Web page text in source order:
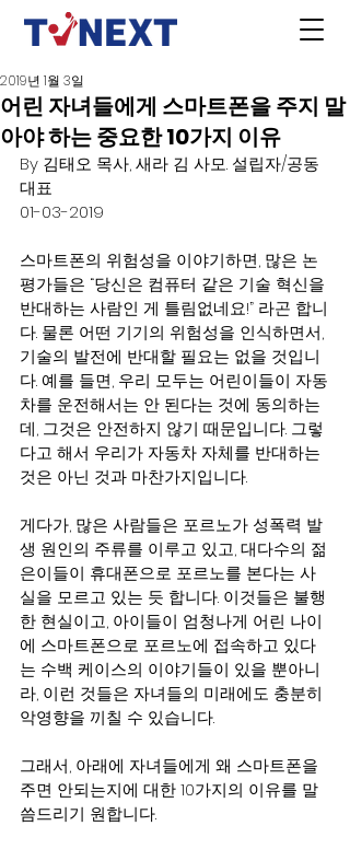
어린 자녀들에게 스마트폰을 주지 말
아야 하는 중요한 10가지 이유
2019년 1월 3일
By 김태오 목사, 새라 김 사모. 설립자/공동
대표
01-03-2019
스마트폰의 위험성을 이야기하면, 많은 논
평가들은 “당신은 컴퓨터 같은 기술 혁신을
반대하는 사람인 게 틀림없네요!” 라곤 합니
다. 물론 어떤 기기의 위험성을 인식하면서,
기술의 발전에 반대할 필요는 없을 것입니
다. 예를 들면, 우리 모두는 어린이들이 자동
차를 운전해서는 안 된다는 것에 동의하는
데, 그것은 안전하지 않기 때문입니다. 그렇
다고 해서 우리가 자동차 자체를 반대하는
것은 아닌 것과 마찬가지입니다.
게다가, 많은 사람들은 포르노가 성폭력 발
생 원인의 주류를 이루고 있고, 대다수의 젊
은이들이 휴대폰으로 포르노를 본다는 사
실을 모르고 있는 듯 합니다. 이것들은 불행
한 현실이고, 아이들이 엄청나게 어린 나이
에 스마트폰으로 포르노에 접속하고 있다
는 수백 케이스의 이야기들이 있을 뿐아니
라, 이런 것들은 자녀들의 미래에도 충분히
악영향을 끼칠 수 있습니다.
그래서, 아래에 자녀들에게 왜 스마트폰을
주면 안되는지에 대한 10가지의 이유를 말
씀드리기 원합니다.